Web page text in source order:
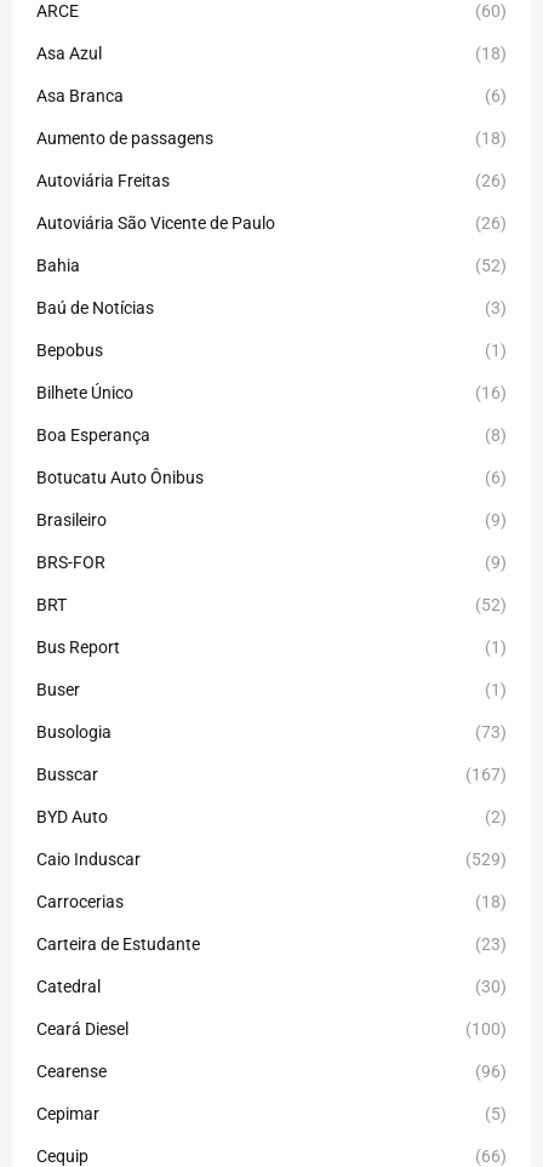
ARCE (60)
Asa Azul (18)
Asa Branca (6)
Aumento de passagens (18)
Autoviária Freitas (26)
Autoviária São Vicente de Paulo (26)
Bahia (52)
Baú de Notícias (3)
Bepobus (1)
Bilhete Único (16)
Boa Esperança (8)
Botucatu Auto Ônibus (6)
Brasileiro (9)
BRS-FOR (9)
BRT (52)
Bus Report (1)
Buser (1)
Busologia (73)
Busscar (167)
BYD Auto (2)
Caio Induscar (529)
Carrocerias (18)
Carteira de Estudante (23)
Catedral (30)
Ceará Diesel (100)
Cearense (96)
Cepimar (5)
Cequip (66)